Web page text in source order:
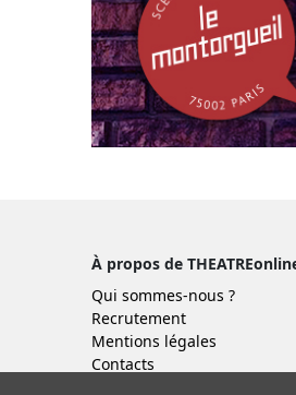
À propos de
Qui sommes-nous ?
Recrutement
Mentions légales
Contacts